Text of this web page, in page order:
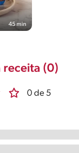
45 min
receita (0)
0 de 5